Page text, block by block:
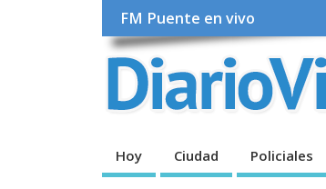
FM Puente en vivo
Hoy Ciudad Policiales